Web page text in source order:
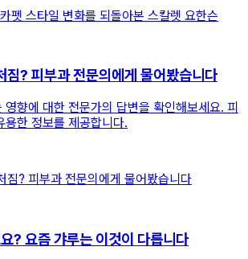
짐? 피부과 전문의에게 물어봤습니다
영향에 대한 전문가의 답변을 확인해보세요. 피
용한 정보를 제공합니다.
? 요즘 갸루는 이것이 다릅니다